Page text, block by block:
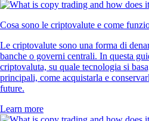
Cosa sono le criptovalute e come
Le criptovalute sono una forma di
banche o governi centrali. In questa
criptovaluta, su quale tecnologia si
principali, come acquistarla e
future.
Learn more